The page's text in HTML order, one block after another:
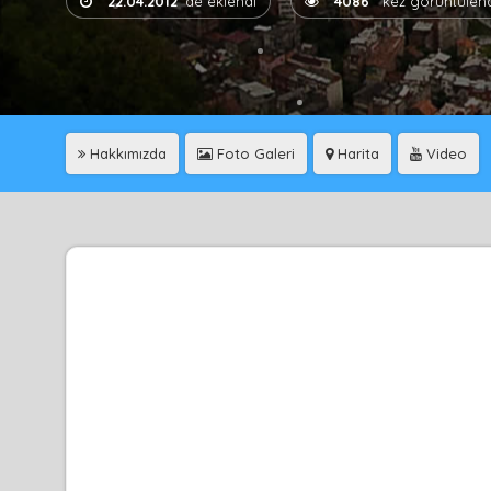
Hakkımızda Foto Galeri Harita Video